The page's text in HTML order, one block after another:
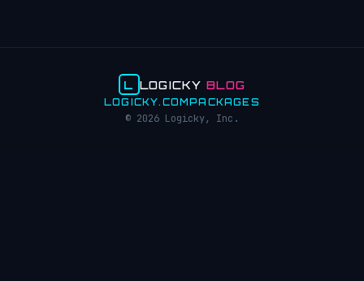
L LOGICKYBLOG
LOGICKY.COM PACKAGES
© 2026 Logicky, Inc.